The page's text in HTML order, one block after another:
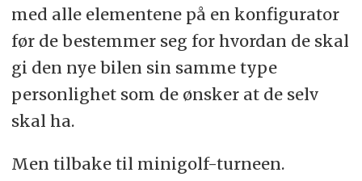
med alle elementene på en konfigurator
før de bestemmer seg for hvordan de skal
gi den nye bilen sin samme type
personlighet som de ønsker at de selv
skal ha.
Men tilbake til minigolf-turneen.